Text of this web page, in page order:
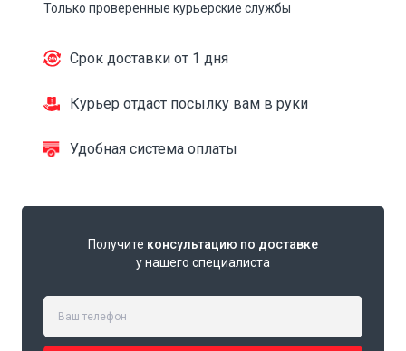
Только проверенные курьерские службы
Срок доставки от 1 дня
Курьер отдаст посылку вам в руки
Удобная система оплаты
Получите консультацию по доставке
у нашего специалиста